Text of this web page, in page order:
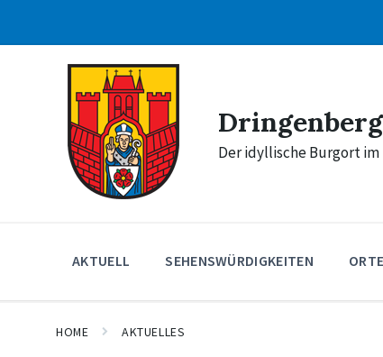
content
main
footer
Dringenberg
Der idyllische Burgort
AKTUELL SEHENSWÜRDIGKEITEN
HOME AKTUELLES